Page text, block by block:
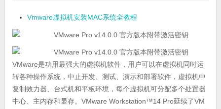
Vmware虚拟机安装MAC系统全教程
VMware是功用最强大的虚拟机软件，用户可以在虚拟机同时运
转各种操作系统，中止开发、测试、演示和部署软件，虚拟机中
复制效力器、台式机和平板环境，每个虚拟机可分配多个处置器
中心、主内存和显存。VMware Workstation™14 Pro延续了VM